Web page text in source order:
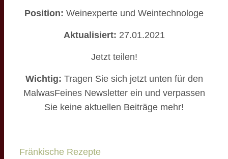
Position: Weinexperte und Weintechnologe
Aktualisiert: 27.01.2021
Jetzt teilen!
Wichtig: Tragen Sie sich jetzt unten für den
MalwasFeines Newsletter ein und verpassen
Sie keine aktuellen Beiträge mehr!
Fränkische Rezepte